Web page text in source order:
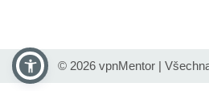
© 2026 vpnMentor |